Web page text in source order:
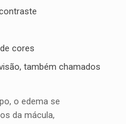
cores
também chamados
o edema se
da mácula,